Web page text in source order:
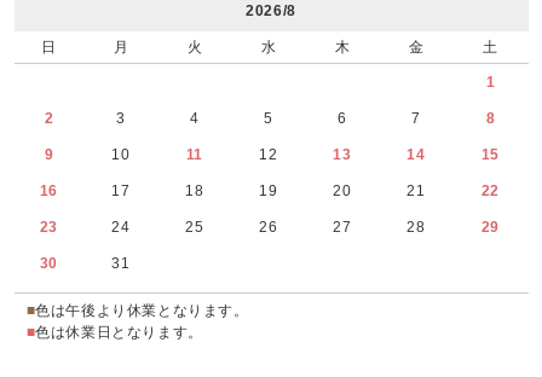
2026/8
日 月 火 水 木 金 土
1
2 3 4 5 6 7 8
9 10 11 12 13 14 15
16 17 18 19 20 21 22
23 24 25 26 27 28 29
30 31
■色は午後より休業となります。
■色は休業日となります。